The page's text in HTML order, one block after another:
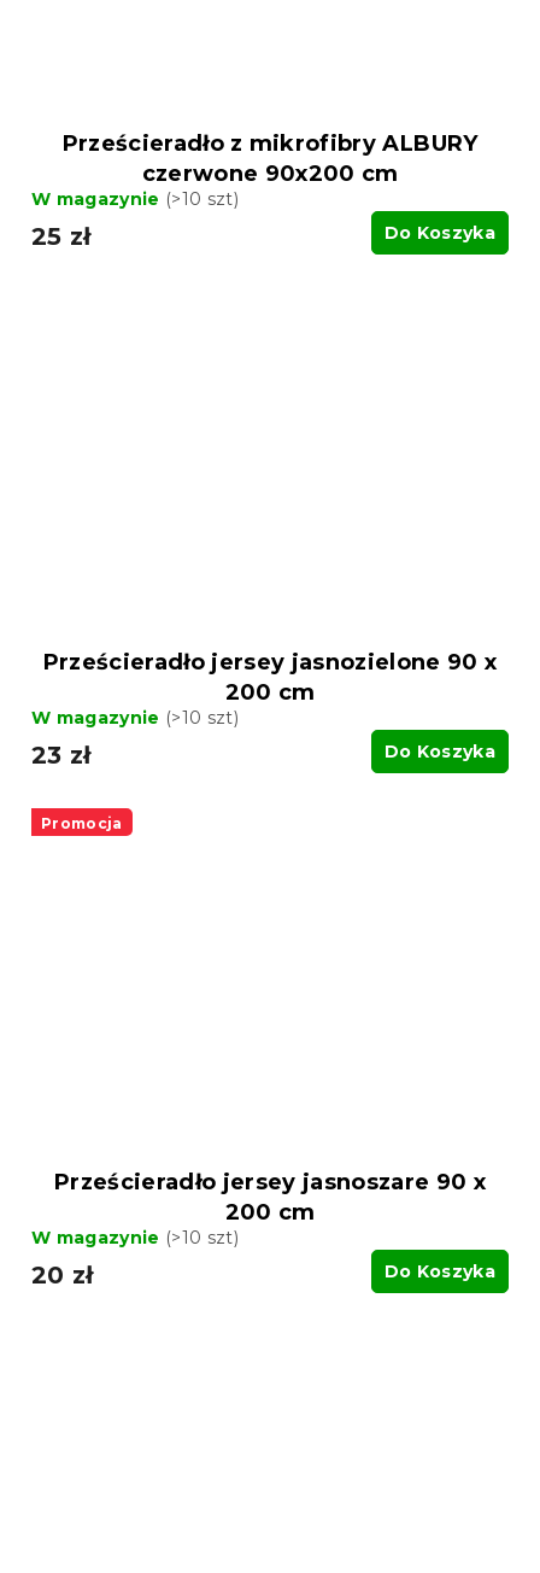
Prześcieradło z mikrofibry ALBURY
czerwone 90x200 cm
W magazynie (>10 szt)
25 zł Do Koszyka
Prześcieradło jersey jasnozielone 90 x
200 cm
W magazynie (>10 szt)
23 zł Do Koszyka
Promocja
Prześcieradło jersey jasnoszare 90 x
200 cm
W magazynie (>10 szt)
20 zł Do Koszyka